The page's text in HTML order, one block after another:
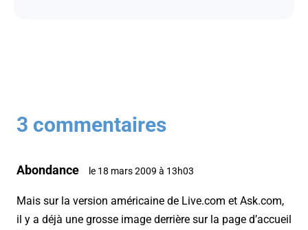
3 commentaires
Abondance le 18 mars 2009 à 13h03
Mais sur la version américaine de Live.com et Ask.com,
il y a déjà une grosse image derrière sur la page d’accueil